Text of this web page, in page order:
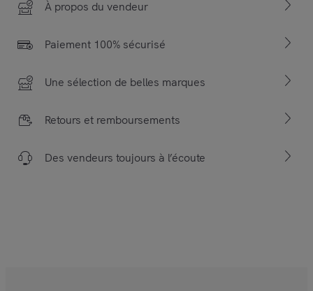
À propos du vendeur
Paiement 100% sécurisé
Une sélection de belles marques
Retours et remboursements
Des vendeurs toujours à l’écoute